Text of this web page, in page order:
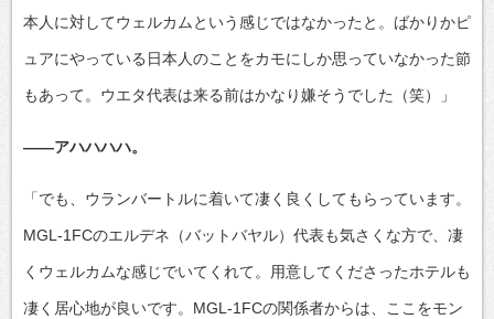
本人に対してウェルカムという感じではなかったと。ばかりかピ
ュアにやっている日本人のことをカモにしか思っていなかった節
もあって。ウエタ代表は来る前はかなり嫌そうでした（笑）」
――アハハハハ。
「でも、ウランバートルに着いて凄く良くしてもらっています。
MGL-1FCのエルデネ（バットバヤル）代表も気さくな方で、凄
くウェルカムな感じでいてくれて。用意してくださったホテルも
凄く居心地が良いです。MGL-1FCの関係者からは、ここをモン